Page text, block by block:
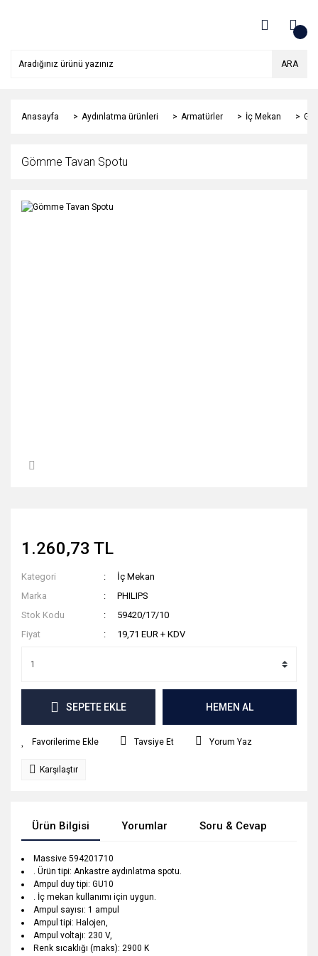
ARA
Anasayfa Aydınlatma ürünleri Armatürler İç Mekan
Gömme Tavan Spotu
1.260,73 TL
Kategori
İç Mekan
Marka
PHILIPS
Stok Kodu
59420/17/10
Fiyat
19,71 EUR + KDV
SEPETE EKLE HEMEN AL
Tavsiye Et Yorum Yaz
Karşılaştır
Ürün Bilgisi Yorumlar Soru & Cevap
Massive 594201710
. Ürün tipi: Ankastre aydınlatma spotu.
Ampul duy tipi: GU10
. İç mekan kullanımı için uygun.
Ampul sayısı: 1 ampul
Ampul tipi: Halojen,
Ampul voltajı: 230 V,
Renk sıcaklığı (maks): 2900 K